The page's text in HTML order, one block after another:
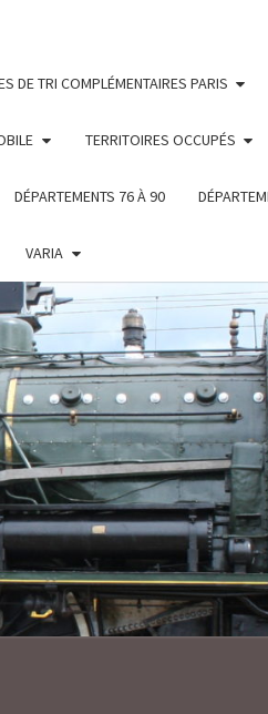
DE TRI COMPLÉMENTAIRES PARIS
TERRITOIRES OCCUPÉS
DÉPARTEMENTS 76 À 90
VARIA